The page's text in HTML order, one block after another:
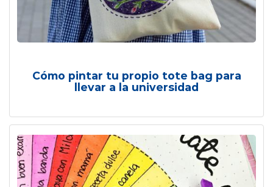
Cómo pintar tu propio tote bag para
llevar a la universidad